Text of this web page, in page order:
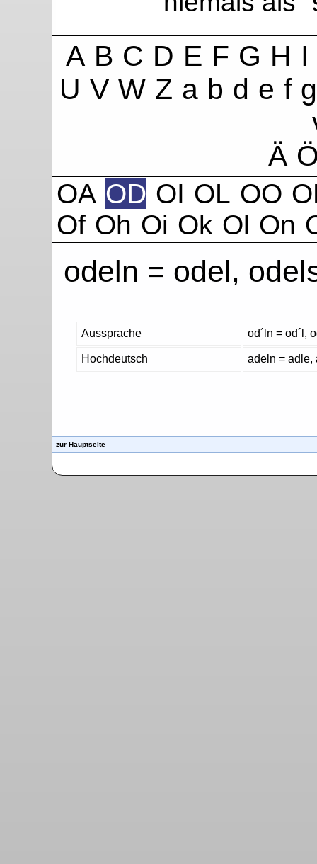
A B C D E F G H I
U V W Z a b d e f g
Ä
OA OD OI OL OO
Of Oh Oi Ok Ol On
odeln = odel,
Aussprache od´ln = od´l,
Hochdeutsch adeln = adle,
zur Hauptseite